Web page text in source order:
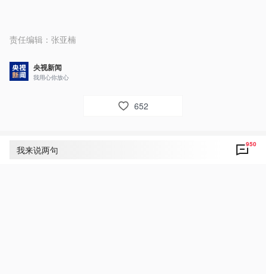
责任编辑： 张亚楠
央视新闻
我用心你放心
652
评论950
我来说两句 950